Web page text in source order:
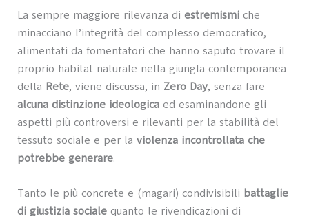
La sempre maggiore rilevanza di estremismiche
minacciano l’integrità del complesso democratico,
alimentati da fomentatori che hanno saputo trovare il
proprio habitat naturale nella giungla contemporanea
della Rete, viene discussa, in Zero Day, senza fare
alcuna distinzione ideologicaed esaminandone gli
aspetti più controversi e rilevanti per la stabilità del
tessuto sociale e per la violenza incontrollata che
potrebbe generare.
Tanto le più concrete e (magari) condivisibili battaglie
di giustizia socialequanto le rivendicazioni di